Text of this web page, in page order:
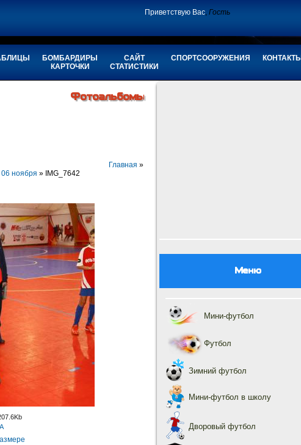
Приветствую Вас,Гость
БОМБАРДИРЫ
КАРТОЧКИ
САЙТ
СТАТИСТИКИ
СПОРТСООРУЖЕНИЯ КОНТАКТЫ
Фотоальбомы
Главная »
ноября » IMG_7642
Меню
Мини-футбол
Футбол
Зимний футбол
Мини-футбол в школу
Дворовый футбол